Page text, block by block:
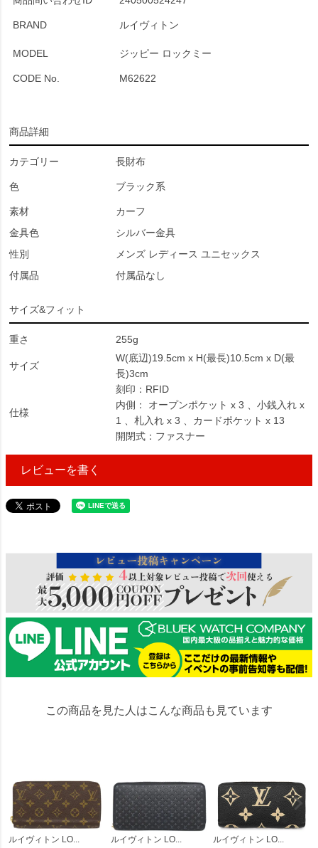
BRAND ルイヴィトン
MODEL ジッピー ロックミー
CODE No. M62622
商品詳細
カテゴリー 長財布
色 ブラック系
素材
カーフ
金具色
シルバー金具
性別
メンズ レディース ユニセックス
付属品
付属品なし
サイズ&フィット
重さ 255g
サイズ
W(底辺)19.5cm x H(最長)10.5cm x D(最
長)3cm
仕様
刻印：RFID
内側： オープンポケット x 3 、小銭入れ x
1 、札入れ x 3 、カードポケット x 13
開閉式：ファスナー
レビューを書く
この商品を見た人はこんな商品も見ています
ルイヴィトン LO... ルイヴィトン LO... ルイヴィトン LO...